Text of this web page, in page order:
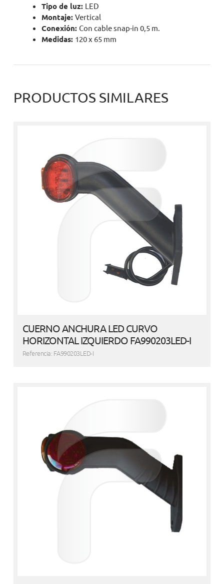
Tipo de luz: LED
Montaje: Vertical
Conexión: Con cable snap-in 0,5 m.
Medidas: 120 x 65 mm
PRODUCTOS SIMILARES
CUERNO ANCHURA LED CURVO
HORIZONTAL IZQUIERDO FA990203LED-I
Referencia: FA990203LED-I